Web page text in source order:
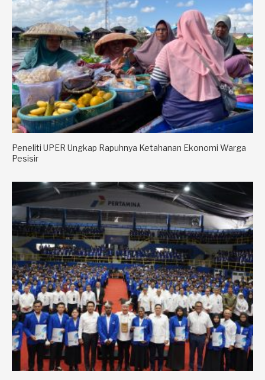
Peneliti UPER Ungkap Rapuhnya Ketahanan Ekonomi Warga
Pesisir